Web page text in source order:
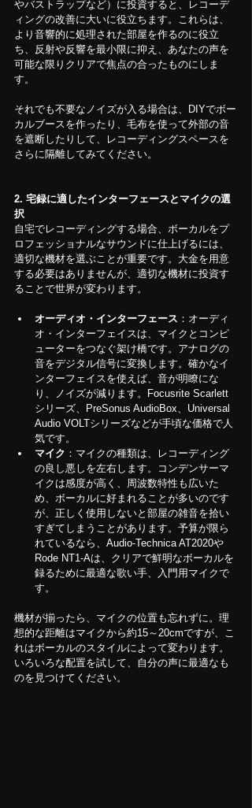
やバストラップなど）に投資すると、レコーデ
ィングの改善に大いに役立ちます。これらは、
より音響的に処理された部屋を作るのに役立
ち、反射や反響を最小限に抑え、あなたの声を
可能な限りクリアで焦点の合ったものにしま
す。
それでも不要なノイズが入る場合は、DIYでボー
カルブースを作ったり、毛布を使って外部の音
を遮断したりして、レコーディングスペースを
さらに隔離してみてください。
2. 宅録に適したインターフェースとマイクの選
択
自宅でレコーディングする場合、ボーカルをプ
ロフェッショナルなサウンドに仕上げるには、
適切な機材を選ぶことが重要です。大金を用意
する必要はありませんが、適切な機材に投資す
ることで世界が変わります。
オーディオ・インターフェース ：オーディ
オ・インターフェイスは、マイクとコンピ
ューターをつなぐ架け橋です。アナログの
音をデジタル信号に変換します。確かなイ
ンターフェイスを使えば、音が明瞭にな
り、ノイズが減ります。Focusrite Scarlett
シリーズ、PreSonus AudioBox、Universal
Audio VOLTシリーズなどが手頃な価格で人
気です。
マイク ：マイクの種類は、レコーディング
の良し悪しを左右します。コンデンサーマ
イクは感度が高く、周波数特性も広いた
め、ボーカルに好まれることが多いのです
が、正しく使用しないと部屋の雑音を拾い
すぎてしまうことがあります。予算が限ら
れているなら、Audio-Technica AT2020や
Rode NT1-Aは、クリアで鮮明なボーカルを
録るために最適な歌い手、入門用マイクで
す。
機材が揃ったら、マイクの位置も忘れずに。理
想的な距離はマイクから約15～20cmですが、こ
れはボーカルのスタイルによって変わります。
いろいろな配置を試して、自分の声に最適なも
のを見つけてください。